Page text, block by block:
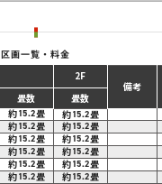
区画一覧・料金
2F
備考
畳数 畳数
約15.2畳 約15.2畳
約15.2畳 約15.2畳
約15.2畳 約15.2畳
約15.2畳 約15.2畳
約15.2畳 約15.2畳
約15.2畳 約15.2畳